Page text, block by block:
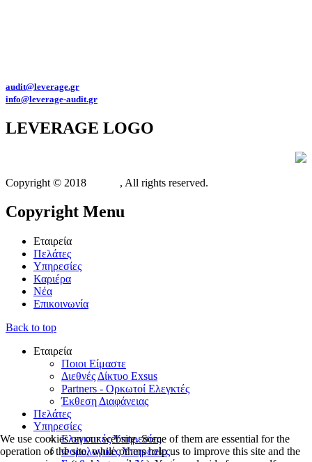
audit@leverage.gr
info@leverage-audit.gr
LEVERAGE LOGO
Copyright © 2018 , All rights reserved.
Copyright Menu
Εταιρεία
Πελάτες
Υπηρεσίες
Καριέρα
Νέα
Επικοινωνία
Back to top
Εταιρεία
Ποιοι Είμαστε
Διεθνές Δίκτυο Exsus
Partners - Ορκωτοί Ελεγκτές
Έκθεση Διαφάνειας
Πελάτες
Υπηρεσίες
Ελεγκτικές Υπηρεσίες
Φορολογικές Υπηρεσίες
We use cookies on our website. Some of them are essential for the
operation of the site, while others help us to improve this site and the